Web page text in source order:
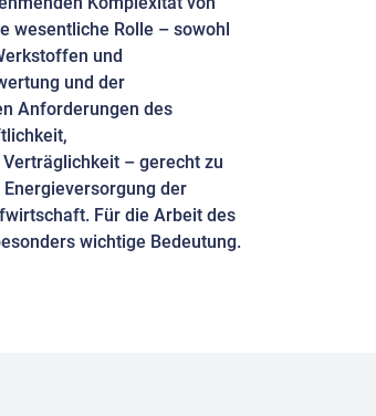
wesentliche Rolle – sowohl
und
und der
Anforderungen des
– gerecht zu
der
Für die Arbeit des
wichtige Bedeutung.